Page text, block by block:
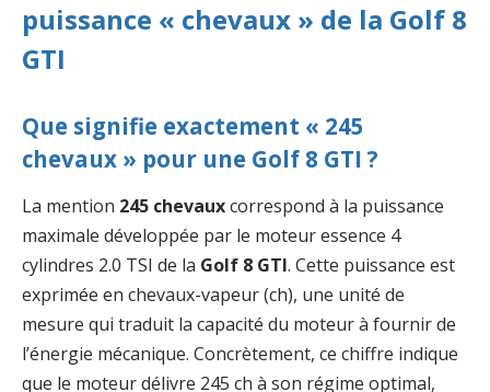
puissance « chevaux » de la Golf 8
GTI
Que signifie exactement « 245
chevaux » pour une Golf 8 GTI ?
La mention 245 chevauxcorrespond à la puissance
maximale développée par le moteur essence 4
cylindres 2.0 TSI de la Golf 8 GTI. Cette puissance est
exprimée en chevaux-vapeur (ch), une unité de
mesure qui traduit la capacité du moteur à fournir de
l’énergie mécanique. Concrètement, ce chiffre indique
que le moteur délivre 245 ch à son régime optimal,